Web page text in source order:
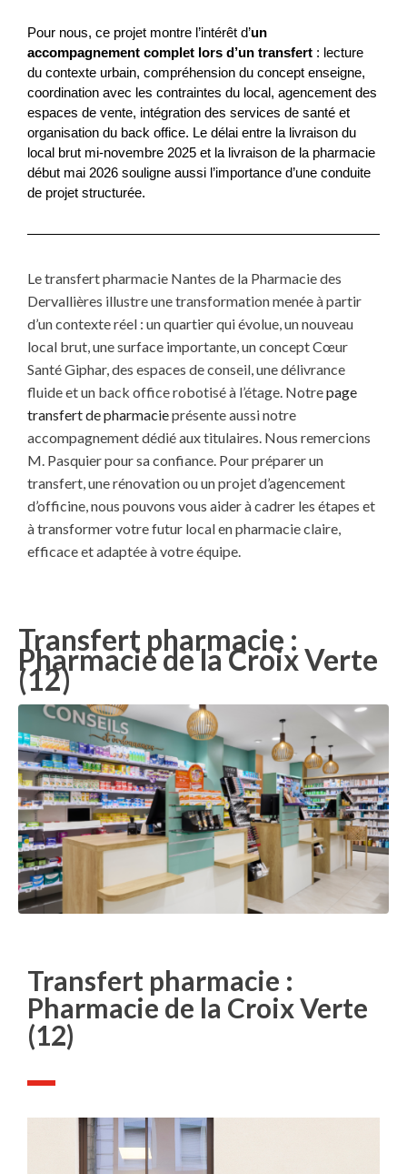
Pour nous, ce projet montre l’intérêt d’un
accompagnement complet lors d’un transfert : lecture
du contexte urbain, compréhension du concept enseigne,
coordination avec les contraintes du local, agencement des
espaces de vente, intégration des services de santé et
organisation du back office. Le délai entre la livraison du
local brut mi-novembre 2025 et la livraison de la pharmacie
début mai 2026 souligne aussi l’importance d’une conduite
de projet structurée.
Le transfert pharmacie Nantes de la Pharmacie des
Dervallières illustre une transformation menée à partir
d’un contexte réel : un quartier qui évolue, un nouveau
local brut, une surface importante, un concept Cœur
Santé Giphar, des espaces de conseil, une délivrance
fluide et un back office robotisé à l’étage. Notrepage
transfert de pharmacieprésente aussi notre
accompagnement dédié aux titulaires. Nous remercions
M. Pasquier pour sa confiance. Pour préparer un
transfert, une rénovation ou un projet d’agencement
d’officine, nous pouvons vous aider à cadrer les étapes et
à transformer votre futur local en pharmacie claire,
efficace et adaptée à votre équipe.
Transfert pharmacie :
Pharmacie de la Croix Verte
(12)
Transfert pharmacie :
Pharmacie de la Croix Verte
(12)